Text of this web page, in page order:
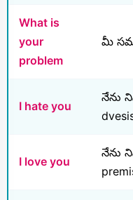
What is
your
problem
మీ
I hate you
నేను
I love you
నేను